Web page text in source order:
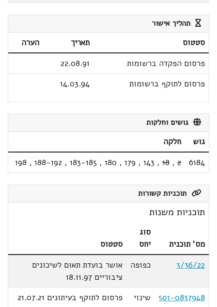
תהליך אישור
סטטוס תאריך
הערה
פרסום הפקדה ברשומות
22.08.91
פרסום לתוקף ברשומות
14.03.94
גושים וחלקות
גוש
חלקה
6184
2
,
18
,
143
,
179
,
180
,
183-185
,
188-192
,
198
תוכניות קשורות
תוכניות משנות
מס' תוכנית
סוג
יחס
סטטוס
3/36/22
כפופה
אושר בועדת תאום לשיכונים
ציבוריים 18.11.97
501-0837948
שינוי
פרסום לתוקף בעיתונים 21.07.21